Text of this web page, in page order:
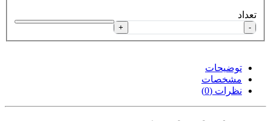
تعداد
-
+
توضیحات
مشخصات
نظرات (0)